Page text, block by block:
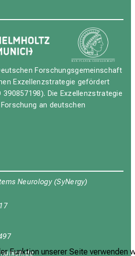
Funktion unserer Seite verwenden
Forschungsgemeinschaft
Exzellenzstrategie gefördert
390857198). Die Exzellenzstrategie
an deutschen
Neurology (SyNergy)
mi